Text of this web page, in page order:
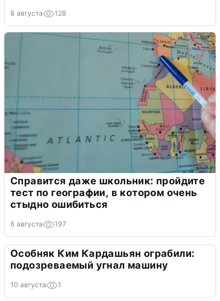
8 августа 128
Справится даже школьник: пройдите
тест по географии, в котором очень
стыдно ошибиться
6 августа 197
Особняк Ким Кардашьян ограбили:
подозреваемый угнал машину
10 августа 1